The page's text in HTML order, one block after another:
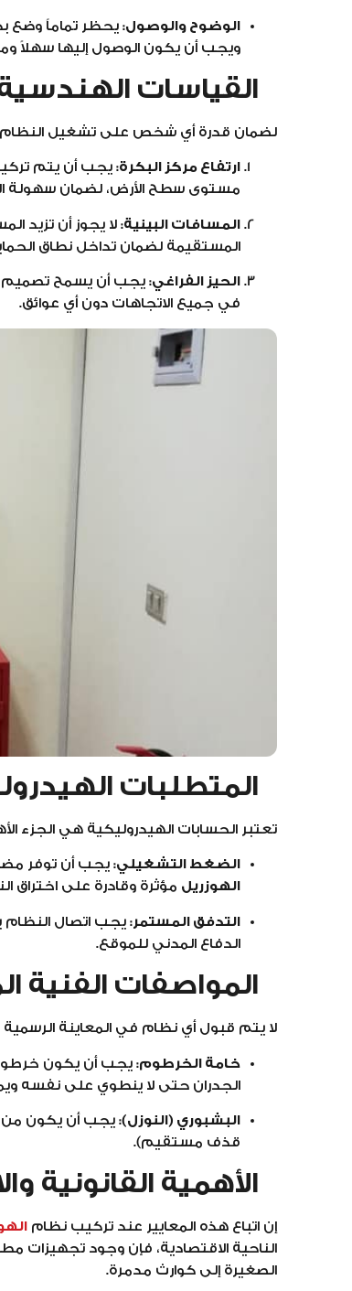
الوضوح والوصول: يحظر تماماً وضع
ويجب أن يكون الوصول إليها سهلاً
القياسات الهندسية
لضمان قدرة أي شخص على تشغيل النظام
ارتفاع مركز البكرة: يجب أن يتم
مستوى سطح الأرض، لضمان سهولة
المسافات البينية: لا يجوز أن تزيد
المستقيمة لضمان تداخل نطاق
الحيز الفراغي: يجب أن يسمح تصميم
في جميع الاتجاهات دون أي عوائق.
المتطلبات
تعتبر الحسابات الهيدروليكية هي الجزء
الضغط التشغيلي: يجب أن توفر
الهوزريل مؤثرة وقادرة على اختراق
التدفق المستمر: يجب اتصال النظام
الدفاع المدني للموقع.
المواصفات الفنية
لا يتم قبول أي نظام في المعاينة
خامة الخرطوم: يجب أن يكون
الجدران حتى لا ينطوي على نفسه
البشبوري (النوزل): يجب أن يكون من
قذف مستقيم).
الأهمية القانونية
إن اتباع هذه المعايير عند تركيب نظام
الناحية الاقتصادية، فإن وجود تجهيزات
الصغيرة إلى كوارث مدمرة.